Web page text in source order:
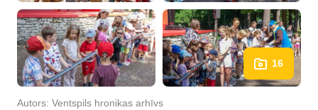
16
Autors: Ventspils hronikas arhīvs